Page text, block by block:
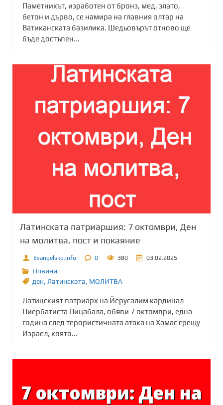
Паметникът, изработен от бронз, мед, злато,
бетон и дърво, се намира на главния олтар на
Ватиканската базилика. Шедьовърът отново ще
бъде достъпен...
Латинската патриаршия: 7 октомври, Ден
на молитва, пост и покаяние
Evangelsko.info 0 380 03.02.2025
Новини
ден, Латинската, МОЛИТВА
Латинският патриарх на Йерусалим кардинал
Пиербатиста Пицабала, обяви 7 октомври, една
година след терористичната атака на Хамас срещу
Израел, която...